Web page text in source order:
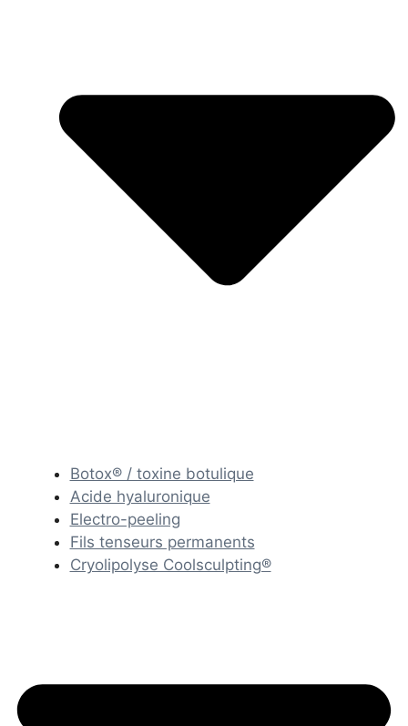
Botox® / toxine botulique
Acide hyaluronique
Electro-peeling
Fils tenseurs permanents
Cryolipolyse Coolsculpting®